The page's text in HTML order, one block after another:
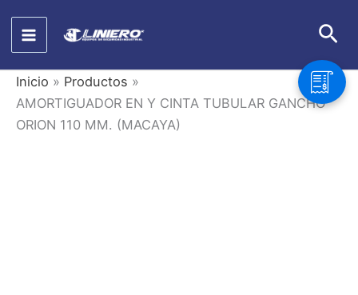
contenido
Inicio
Productos
AMORTIGUADOR EN Y CINTA TUBULAR GANCHO
ORION 110 MM. (MACAYA)